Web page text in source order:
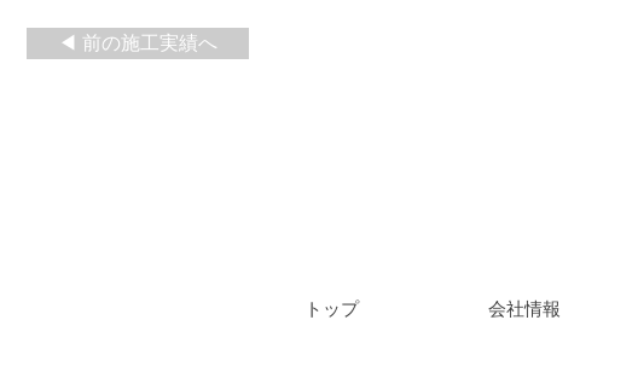
◀ 前の施工実績へ
​トップ 会社情報